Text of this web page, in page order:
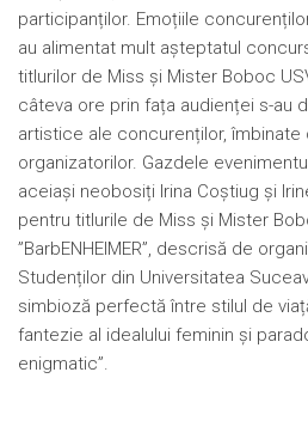
participanților. Emoțiile
au alimentat mult așteptatul
titlurilor de Miss și Mister Boboc
câteva ore prin fața audienței s-au
artistice ale concurenților, îmbinate
organizatorilor. Gazdele
aceiași neobosiți Irina Coștiug și
pentru titlurile de Miss și Mister
”BarbENHEIMER”, descrisă de
Studenților din Universitatea
simbioză perfectă între stilul de
fantezie al idealului feminin și
enigmatic”.